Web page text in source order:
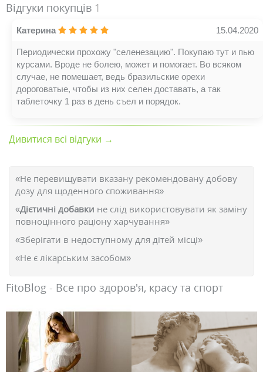
Відгуки покупців 1
Катерина 15.04.2020
Периодически прохожу "селенезацию". Покупаю тут и пью
курсами. Вроде не болею, может и помогает. Во всяком
случае, не помешает, ведь бразильские орехи
дороговатые, чтобы из них селен доставать, а так
таблеточку 1 раз в день съел и порядок.
Дивитися всі відгуки →
«Не перевищувати вказану рекомендовану добову
дозу для щоденного споживання»
«Дієтичні добавки не слід використовувати як заміну
повноцінного раціону харчування»
«Зберігати в недоступному для дітей місці»
«Не є лікарським засобом»
FitoBlog - Все про здоров'я, красу та спорт